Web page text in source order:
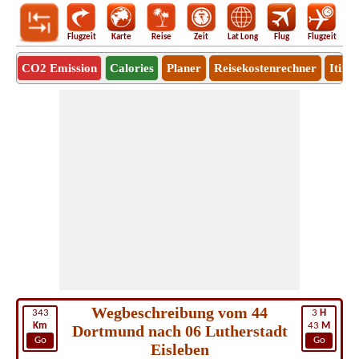
Flugzeit Karte Reise Zeit Lat Long Flug Flugzeit
CO2 Emission Calories Planer Reisekostenrechner
343
Km
Go
3 H
43 M
Go
Wegbeschreibung vom 44
Dortmund nach 06 Lutherstadt
Eisleben